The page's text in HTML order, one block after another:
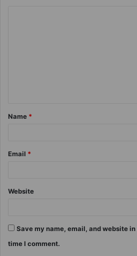
Name *
Email *
Website
Save my name, email, and website
time I comment.